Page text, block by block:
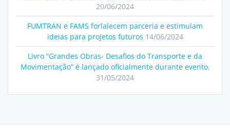
20/06/2024
FUMTRAN e FAMS forlalecem parceria e estimulam
ideias para projetos futuros 14/06/2024
Livro “Grandes Obras- Desafios do Transporte e da
Movimentação” é lançado oficialmente durante evento.
31/05/2024